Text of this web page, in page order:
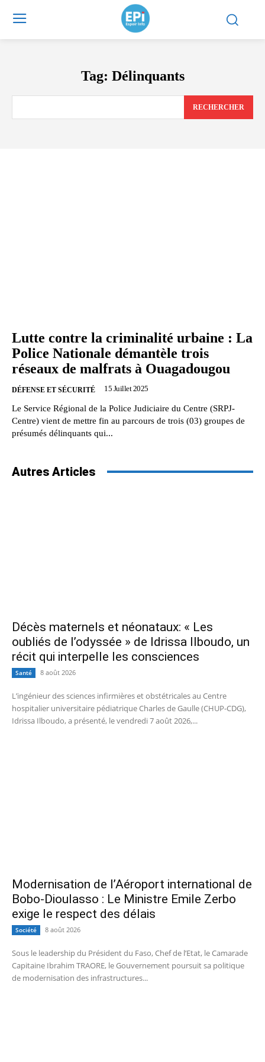
Tag: Délinquants
RECHERCHER
Lutte contre la criminalité urbaine : La
Police Nationale démantèle trois
réseaux de malfrats à Ouagadougou
DÉFENSE ET SÉCURITÉ 15 Juillet 2025
Le Service Régional de la Police Judiciaire du Centre (SRPJ-
Centre) vient de mettre fin au parcours de trois (03) groupes de
présumés délinquants qui...
Autres Articles
Décès maternels et néonataux: « Les
oubliés de l’odyssée » de Idrissa Ilboudo, un
récit qui interpelle les consciences
Santé 8 août 2026
L’ingénieur des sciences infirmières et obstétricales au Centre
hospitalier universitaire pédiatrique Charles de Gaulle (CHUP-CDG),
Idrissa Ilboudo, a présenté, le vendredi 7 août 2026,...
Modernisation de l’Aéroport international de
Bobo-Dioulasso : Le Ministre Emile Zerbo
exige le respect des délais
Société 8 août 2026
Sous le leadership du Président du Faso, Chef de l’Etat, le Camarade
Capitaine Ibrahim TRAORE, le Gouvernement poursuit sa politique
de modernisation des infrastructures...